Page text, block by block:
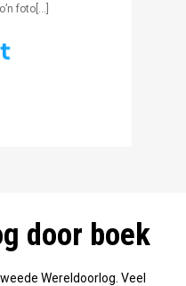
foto[…]
door boek
Wereldoorlog. Veel